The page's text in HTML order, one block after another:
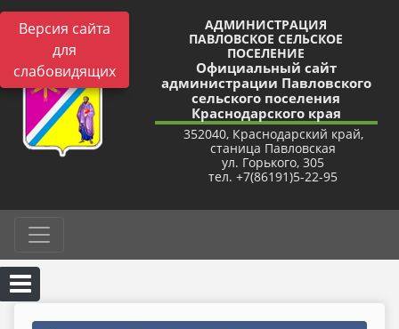
Версия сайта
для
слабовидящих
АДМИНИСТРАЦИЯ
ПАВЛОВСКОЕ СЕЛЬСКОЕ
ПОСЕЛЕНИЕ
Официальный сайт
администрации Павловского
сельского поселения
Краснодарского края
352040, Краснодарский край,
станица Павловская
ул. Горького, 305
тел. +7(86191)5-22-95